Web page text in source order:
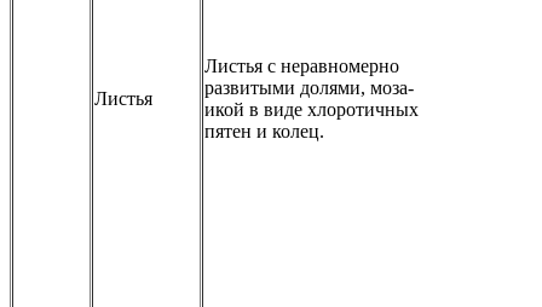
Листья
Листья с неравномерно
развитыми долями, моза-
икой в виде хлоротичных
пятен и колец.